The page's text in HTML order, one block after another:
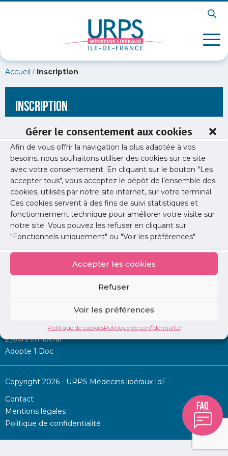
Gérer le consentement aux cookies
Afin de vous offrir la navigation la plus adaptée à vos
besoins, nous souhaitons utiliser des cookies sur ce site
avec votre consentement. En cliquant sur le bouton "Les
accepter tous", vous acceptez le dépôt de l’ensemble des
cookies, utilisés par notre site internet, sur votre terminal.
Ces cookies servent à des fins de suivi statistiques et
fonctionnement technique pour améliorer votre visite sur
notre site. Vous pouvez les refuser en cliquant sur
"Fonctionnels uniquement" ou "Voir les préférences"
Accepter les cookies
Refuser
Voir les préférences
Politique de cookiesPolitique de confidentialité
Accueil / Inscription
Inscription
[wppb-register form_name="inscription"
redirect_url="https://www.urps-med-idf.org/lettre/lettre-de-
lunion-n10/lettre_union_9-2/"]
Permanence d’aide à l’installation
2 jours en libéral
Adopte 1 Doc
Copyright 2026 - URPS Médecins libéraux IdF
Contact
Mentions légales
Politique de confidentialité